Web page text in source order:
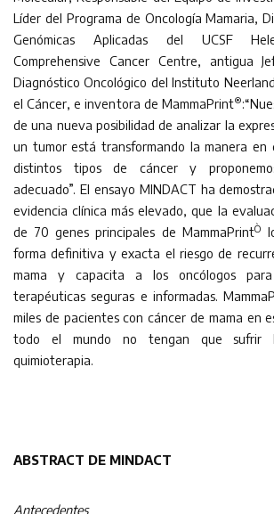
Líder del Programa de Oncología Mamaria,
Genómicas Aplicadas del UCSF
Comprehensive Cancer Centre, antigua
Diagnóstico Oncológico del Instituto
el Cáncer, e inventora de MammaPrint®
de una nueva posibilidad de analizar la
un tumor está transformando la manera en
distintos tipos de cáncer y
adecuado”. El ensayo MINDACT ha
evidencia clínica más elevado, que la
de 70 genes principales de MammaPrintÒ
forma definitiva y exacta el riesgo de
mama y capacita a los oncólogos para
terapéuticas seguras e informadas.
miles de pacientes con cáncer de mama en
todo el mundo no tengan que sufrir
quimioterapia.
ABSTRACT DE MINDACT
Antecedentes